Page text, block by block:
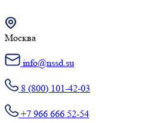
Москва
info@nssd.su
8 (800) 101-42-03
+7 966 666 52-54